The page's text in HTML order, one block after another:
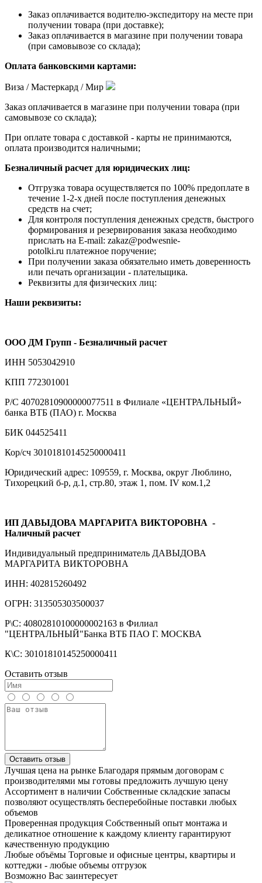
Заказ оплачивается водителю-экспедитору на месте при
получении товара (при доставке);
Заказ оплачивается в магазине при получении товара
(при самовывозе со склада);
Оплата банковскими картами:
Виза / Мастеркард / Мир
Заказ оплачивается в магазине при получении товара (при
самовывозе со склада);
При оплате товара с доставкой - карты не принимаются,
оплата производится наличными;
Безналичный расчет для юридических лиц:
Отгрузка товара осуществляется по 100% предоплате в
течение 1-2-х дней после поступления денежных
средств на счет;
Для контроля поступления денежных средств, быстрого
формирования и резервирования заказа необходимо
прислать на E-mail: zakaz@podwesnie-
potolki.ru платежное поручение;
При получении заказа обязательно иметь доверенность
или печать организации - плательщика.
Реквизиты для физических лиц:
Наши реквизиты:
ООО ДМ Групп - Безналичный расчет
ИНН 5053042910
КПП 772301001
Р/С 40702810900000077511 в Филиале «ЦЕНТРАЛЬНЫЙ»
банка ВТБ (ПАО) г. Москва
БИК 044525411
Кор/сч 30101810145250000411
Юридический адрес: 109559, г. Москва, округ Люблино,
Тихорецкий б-р, д.1, стр.80, этаж 1, пом. IV ком.1,2
ИП ДАВЫДОВА МАРГАРИТА ВИКТОРОВНА -
Наличный расчет
Индивидуальный предприниматель ДАВЫДОВА
МАРГАРИТА ВИКТОРОВНА
ИНН: 402815260492
ОГРН: 313505303500037
Р\С: 40802810100000002163 в Филиал
"ЦЕНТРАЛЬНЫЙ"Банка ВТБ ПАО Г. МОСКВА
К\С: 30101810145250000411
Оставить отзыв
Оставить отзыв
Лучшая цена на рынке Благодаря прямым договорам с
производителями мы готовы предложить лучшую цену
Ассортимент в наличии Собственные складские запасы
позволяют осуществлять бесперебойные поставки любых
объемов
Проверенная продукция Собственный опыт монтажа и
деликатное отношение к каждому клиенту гарантируют
качественную продукцию
Любые объёмы Торговые и офисные центры, квартиры и
коттеджи - любые объемы отгрузок
Возможно Вас заинтересует